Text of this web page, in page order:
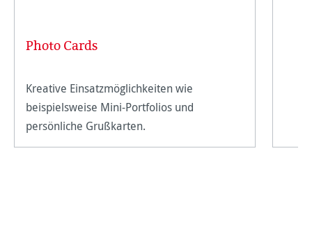
Photo Cards
Kreative Einsatzmöglichkeiten wie
beispielsweise Mini-Portfolios und
persönliche Grußkarten.